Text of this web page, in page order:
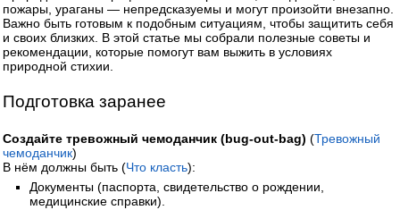
пожары, ураганы — непредсказуемы и могут произойти внезапно.
Важно быть готовым к подобным ситуациям, чтобы защитить себя
и своих близких. В этой статье мы собрали полезные советы и
рекомендации, которые помогут вам выжить в условиях
природной стихии.
Подготовка заранее
Создайте тревожный чемоданчик (bug-out-bag) (Тревожный
чемоданчик)
В нём должны быть (Что класть):
Документы (паспорта, свидетельство о рождении,
медицинские справки).